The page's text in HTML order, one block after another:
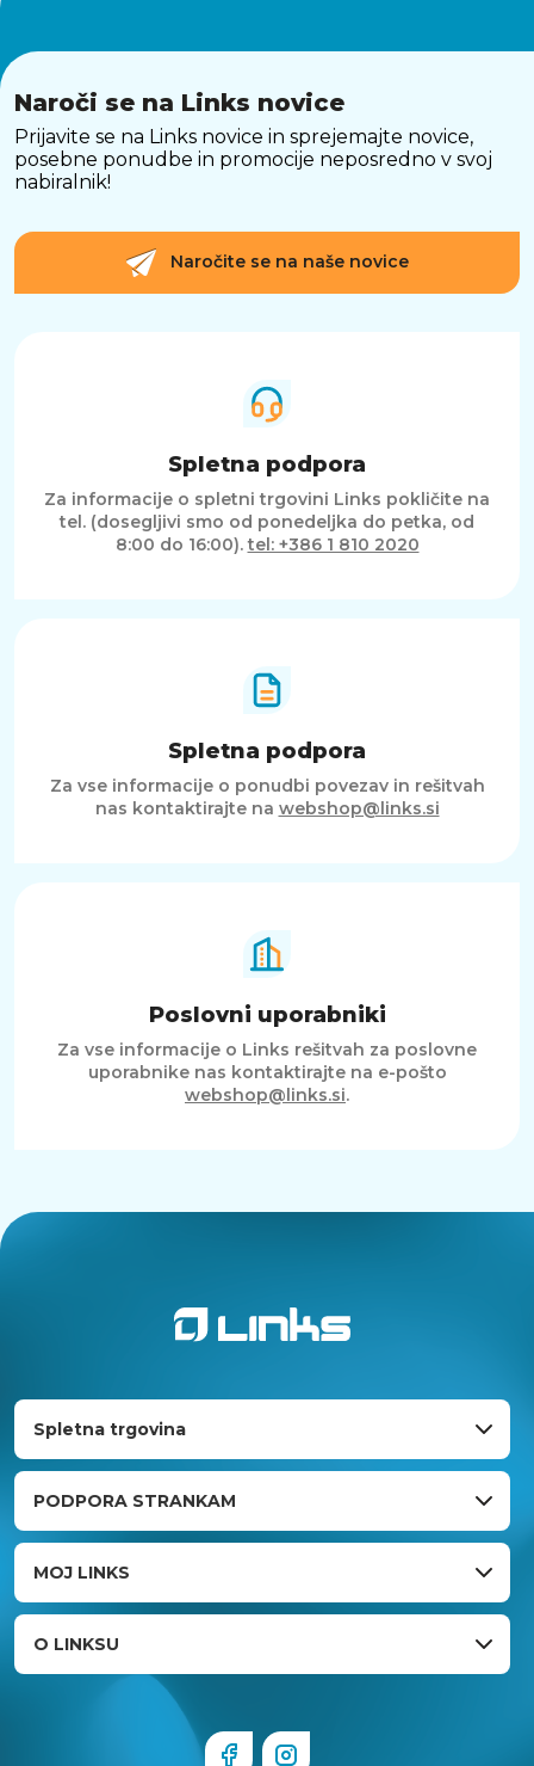
Naroči se na Links novice
Prijavite se na Links novice in sprejemajte novice,
posebne ponudbe in promocije neposredno v svoj
nabiralnik!
Naročite se na naše novice
Spletna podpora
Za informacije o spletni trgovini Links pokličite na
tel. (dosegljivi smo od ponedeljka do petka, od
8:00 do 16:00).tel: +386 1 810 2020
Spletna podpora
Za vse informacije o ponudbi povezav in rešitvah
nas kontaktirajte na webshop@links.si
Poslovni uporabniki
Za vse informacije o Links rešitvah za poslovne
uporabnike nas kontaktirajte na e-pošto
webshop@links.si.
Spletna trgovina
PODPORA STRANKAM
MOJ LINKS
O LINKSU